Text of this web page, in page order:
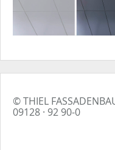
© THIEL
09128 · 92 90-0